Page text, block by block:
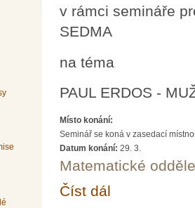
v rámci semináře
SEDMA
na téma
PAUL ERDOS -
Místo konání:
Seminář se koná v zasedací
Datum konání: 29. 3.
Matematické
Číst dál